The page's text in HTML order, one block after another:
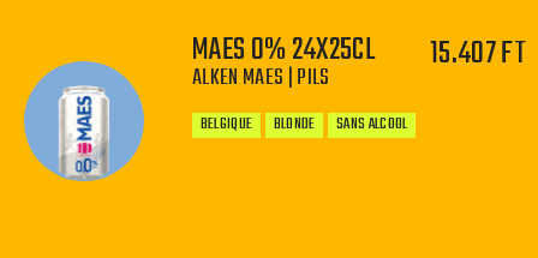
− +
MAES 0% 24X25CL
ALKEN MAES | PILS
15.407 FT
BELGIQUE BLONDE SANS ALCOOL